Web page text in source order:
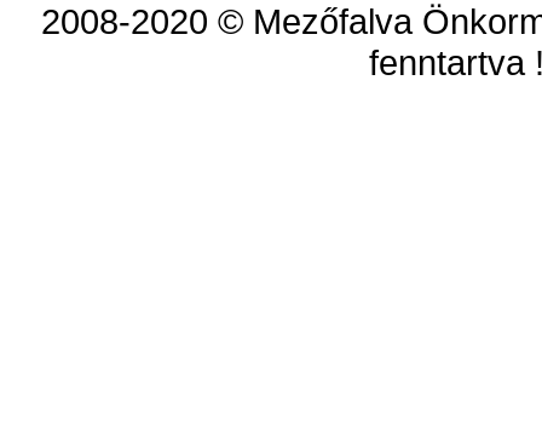
2008-2020 © Mezőfalva
fenntartva